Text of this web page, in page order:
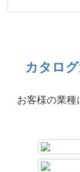
カタロ
お客様の業種